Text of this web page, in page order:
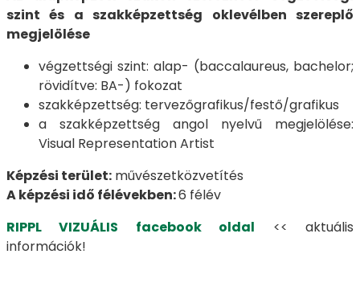
szint és a szakképzettség oklevélben szereplő
megjelölése
végzettségi szint: alap- (baccalaureus, bachelor;
rövidítve: BA-) fokozat
szakképzettség: tervezőgrafikus/festő/grafikus
a szakképzettség angol nyelvű megjelölése:
Visual Representation Artist
Képzési terület: művészetközvetítés
A képzési idő félévekben:6 félév
RIPPL VIZUÁLIS facebook oldal << aktuális
információk!